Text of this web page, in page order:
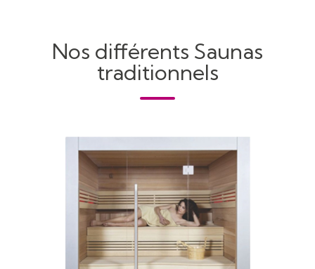
Nos différents Saunas
traditionnels